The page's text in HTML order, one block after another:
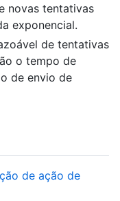
novas tentativas
exponencial.
de tentativas
o tempo de
de envio de
de ação de